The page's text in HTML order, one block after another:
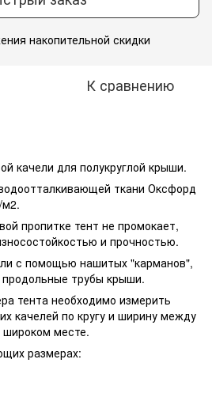
накопительной скидки
К сравнению
качели для полукруглой крыши.
ткани Оксфорд
м2.
пропитке тент не промокает,
и прочностью.
с помощью нашитых "карманов",
трубы крыши.
тента необходимо измерить
качелей по кругу и ширину между
месте.
размерах: